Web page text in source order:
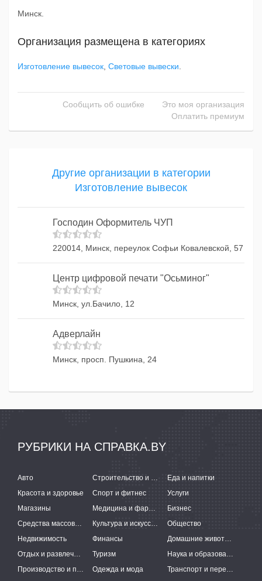
Минск.
Организация размещена в категориях
Изготовление вывесок Световые вывески
Сообщить об ошибке
Это моя организация
Оплатить премиум
Другие организации в категории
Изготовление вывесок
Господин Оформитель ЧУП
220014, Минск, переулок Софьи Ковалевской, 57
Центр цифровой печати "Осьминог"
Минск, ул.Бачило, 12
Адверлайн
Минск, просп. Пушкина, 24
РУБРИКИ НА СПРАВКА.BY
Авто Строительство и ремонт
Еда и напитки
Красота и здоровье
Спорт и фитнес
Услуги
Магазины
Медицина и фармацевтика
Бизнес
Средства массовой информации
Культура и искусство
Общество
Недвижимость
Финансы
Домашние животные
Отдых и развлечения
Туризм
Наука и образование
Производство и поставки
Одежда и мода
Транспорт и перевозки